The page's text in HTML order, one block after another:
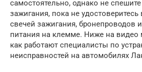
самостоятельно, однако не
зажигания, пока не удостоверитесь
свечей зажигания, бронепроводов
питания на клемме. Ниже на видео
как работают специалисты по
неисправностей на автомобилях